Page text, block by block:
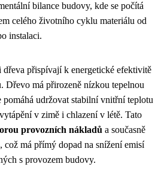
bilance budovy, kde se počítá
celého životního cyklu materiálu od
instalaci.
dřeva přispívají k energetické efektivitě
Dřevo má přirozeně nízkou tepelnou
pomáhá udržovat stabilní vnitřní teplotu
v zimě i chlazení v létě. Tato
provozních nákladů a současně
což má přímý dopad na snížení emisí
s provozem budovy.